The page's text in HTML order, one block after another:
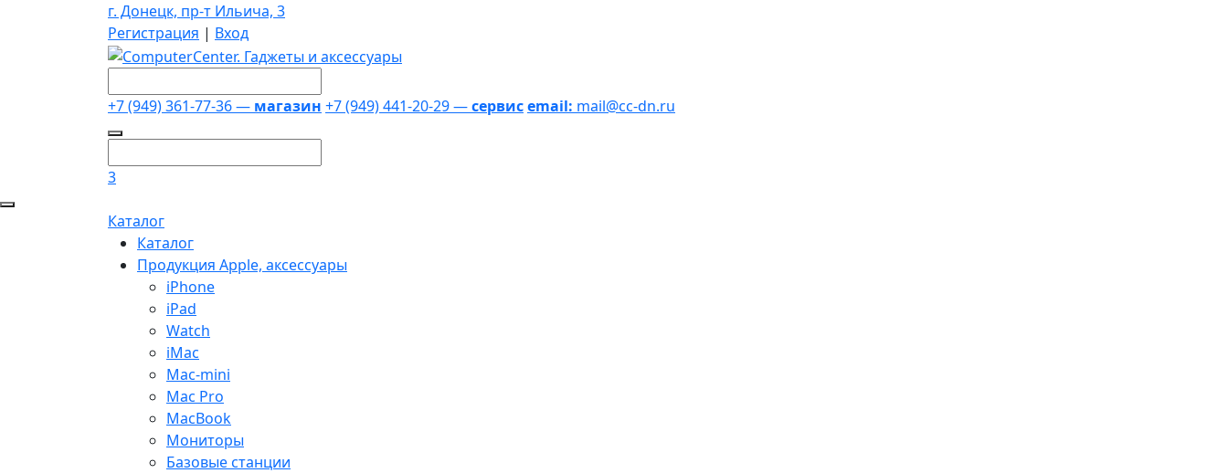
г. Донецк, пр-т Ильича, 3
Регистрация | Вход
+7 (949) 361-77-36 — магазин +7 (949) 441-20-29 —сервисemail: mail@cc-dn.ru
3
Каталог
Каталог
Продукция Apple, аксессуары
iPhone
iPad
Watch
iMac
Mac-mini
Mac Pro
MacBook
Мониторы
Базовые станции